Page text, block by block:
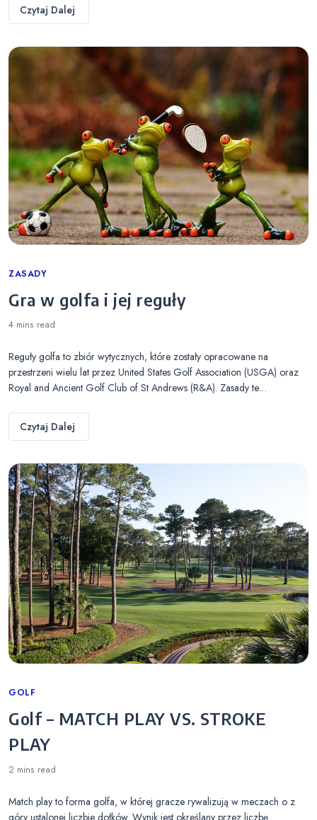
Czytaj Dalej
Categories
ZASADY
Gra w golfa i jej reguły
4 mins read
Reguły golfa to zbiór wytycznych, które zostały opracowane na
przestrzeni wielu lat przez United States Golf Association (USGA) oraz
Royal and Ancient Golf Club of St Andrews (R&A). Zasady te…
Czytaj Dalej
Categories
GOLF
Golf – MATCH PLAY VS. STROKE
PLAY
2 mins read
Match play to forma golfa, w której gracze rywalizują w meczach o z
góry ustalonej liczbie dołków. Wynik jest określany przez liczbę